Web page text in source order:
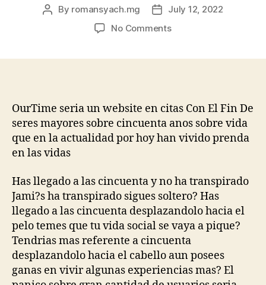
Post
By romansyach.mg
PostJuly 12, 2022
No Commentson
en
citas
para
seres
de
cincuenta
anos
de
vida
hoy
por
OurTime seri­a un website en citas Con El Fin De
seres mayores sobre cincuenta anos sobre vida
que en la actualidad por hoy han vivido prenda
en las vidas
Has llegado a las cincuenta y no ha transpirado
Jami?s ha transpirado sigues soltero? Has
llegado a las cincuenta desplazandolo hacia el
pelo temes que tu vida social se vaya a pique?
Tendri­as mas referente a cincuenta
desplazandolo hacia el cabello aun posees
ganas en vivir algunas experiencias mas? El